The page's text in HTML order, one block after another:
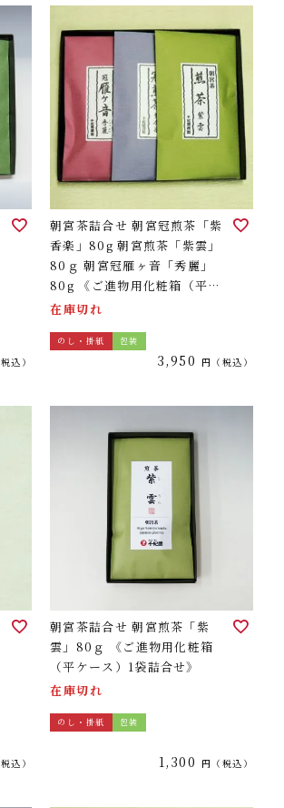
税込
朝宮茶詰合せ 朝宮冠煎茶「紫
香楽」80g 朝宮煎茶「紫雲」
80ｇ 朝宮冠雁ヶ音「秀麗」
80g 《ご進物用化粧箱（平ケ
ース）3袋詰合せ》
在庫切れ
のし・掛紙 包装
3,950 税込
税込
朝宮茶詰合せ 朝宮煎茶「紫
雲」80ｇ 《ご進物用化粧箱
（平ケース）1袋詰合せ》
在庫切れ
のし・掛紙 包装
1,300 税込